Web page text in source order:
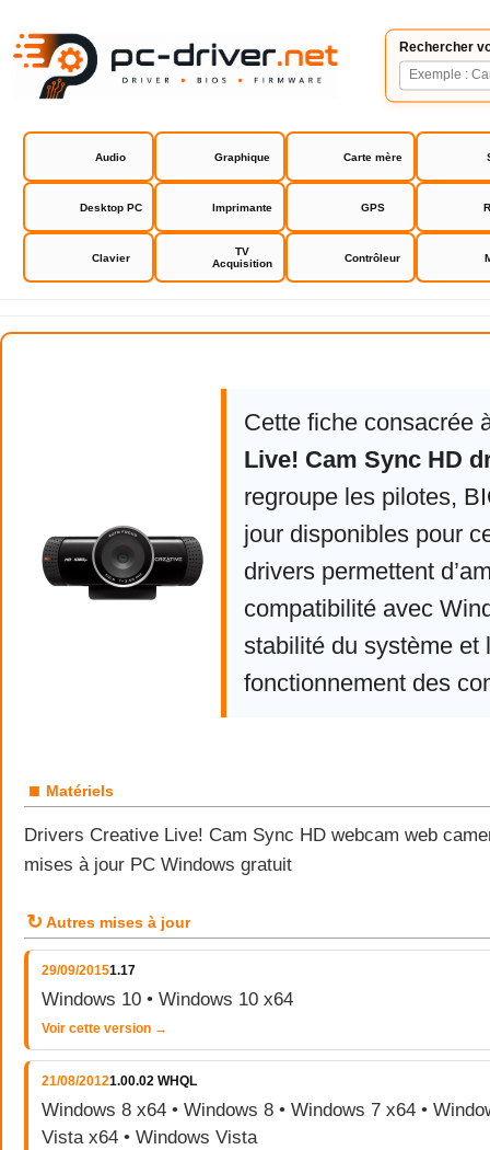
Rechercher
Audio Graphique Carte mère
Desktop PC Imprimante GPS
Clavier
TV
Acquisition
Contrôleur
Creative Live! Cam Sync HD
Cette fiche consacrée
Live! Cam Sync HD
regroupe les pilotes,
jour disponibles pour
drivers permettent
compatibilité avec
stabilité du système et
fonctionnement des
■ Matériels
Drivers Creative Live! Cam Sync HD webcam web
mises à jour PC Windows gratuit
↻ Autres mises à jour
29/09/20151.17
Windows 10 • Windows 10 x64
Voir cette version →
21/08/20121.00.02 WHQL
Windows 8 x64 • Windows 8 • Windows 7 x64 •
Vista x64 • Windows Vista